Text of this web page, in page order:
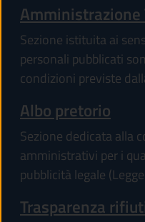
Amministrazione
Sezione istituita ai
personali pubblicati
condizioni previste
Albo pretorio
Sezione dedicata alla
amministrativi per i
pubblicità legale
Trasparenza